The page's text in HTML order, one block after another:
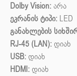
Dolby Vision:არა
ეკრანის ტიპი: LED
განახლების
RJ-45 (LAN): დიახ
USB: დიახ
HDMI: დიახ